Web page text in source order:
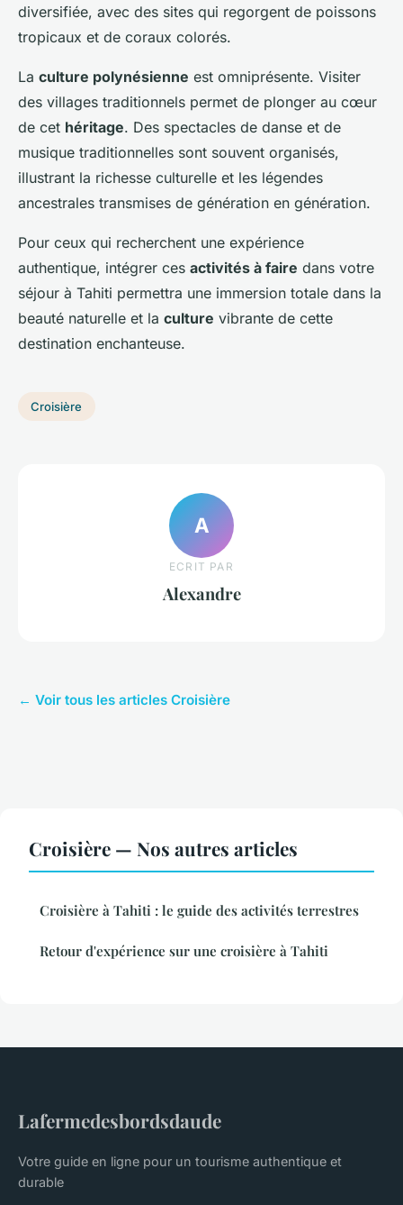
diversifiée, avec des sites qui regorgent de poissons
tropicaux et de coraux colorés.
La culture polynésienne est omniprésente. Visiter
des villages traditionnels permet de plonger au cœur
de cet héritage. Des spectacles de danse et de
musique traditionnelles sont souvent organisés,
illustrant la richesse culturelle et les légendes
ancestrales transmises de génération en génération.
Pour ceux qui recherchent une expérience
authentique, intégrer ces activités à faire dans votre
séjour à Tahiti permettra une immersion totale dans la
beauté naturelle et la culture vibrante de cette
destination enchanteuse.
Croisière
A
ECRIT PAR
Alexandre
← Voir tous les articles Croisière
Croisière — Nos autres articles
Croisière à Tahiti : le guide des activités terrestres
Retour d'expérience sur une croisière à Tahiti
Lafermedesbordsdaude
Votre guide en ligne pour un tourisme authentique et
durable